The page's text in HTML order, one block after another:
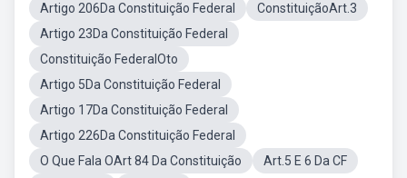
Artigo 206Da Constituição Federal
ConstituiçãoArt.3
Artigo 23Da Constituição Federal
Constituição FederalOto
Artigo 5Da Constituição Federal
Artigo 17Da Constituição Federal
Artigo 226Da Constituição Federal
O Que Fala OArt 84 Da Constituição
Art.5 E 6 Da CF